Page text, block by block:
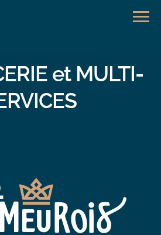
et MULTI-